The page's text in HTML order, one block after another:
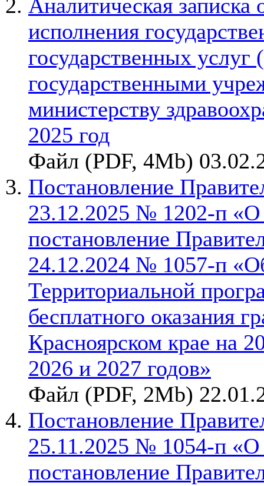
Аналитическая записка
исполнения
государственных
государственными
министерству
2025 год
Файл (PDF, 4Mb)
Постановление
23.12.2025 № 1202-п «О
постановление
24.12.2024 № 1057-п
Территориальной
бесплатного оказания
Красноярском крае на
2026 и 2027 годов»
Файл (PDF, 2Mb)
Постановление
25.11.2025 № 1054-п «О
постановление